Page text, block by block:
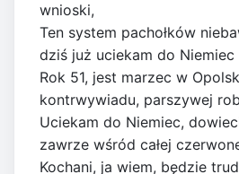
wnioski,
Ten system pachołków
dziś już uciekam do
Rok 51, jest marzec w
kontrwywiadu, parszywej
Uciekam do Niemiec,
zawrze wśród całej
Kochani, ja wiem, będzie